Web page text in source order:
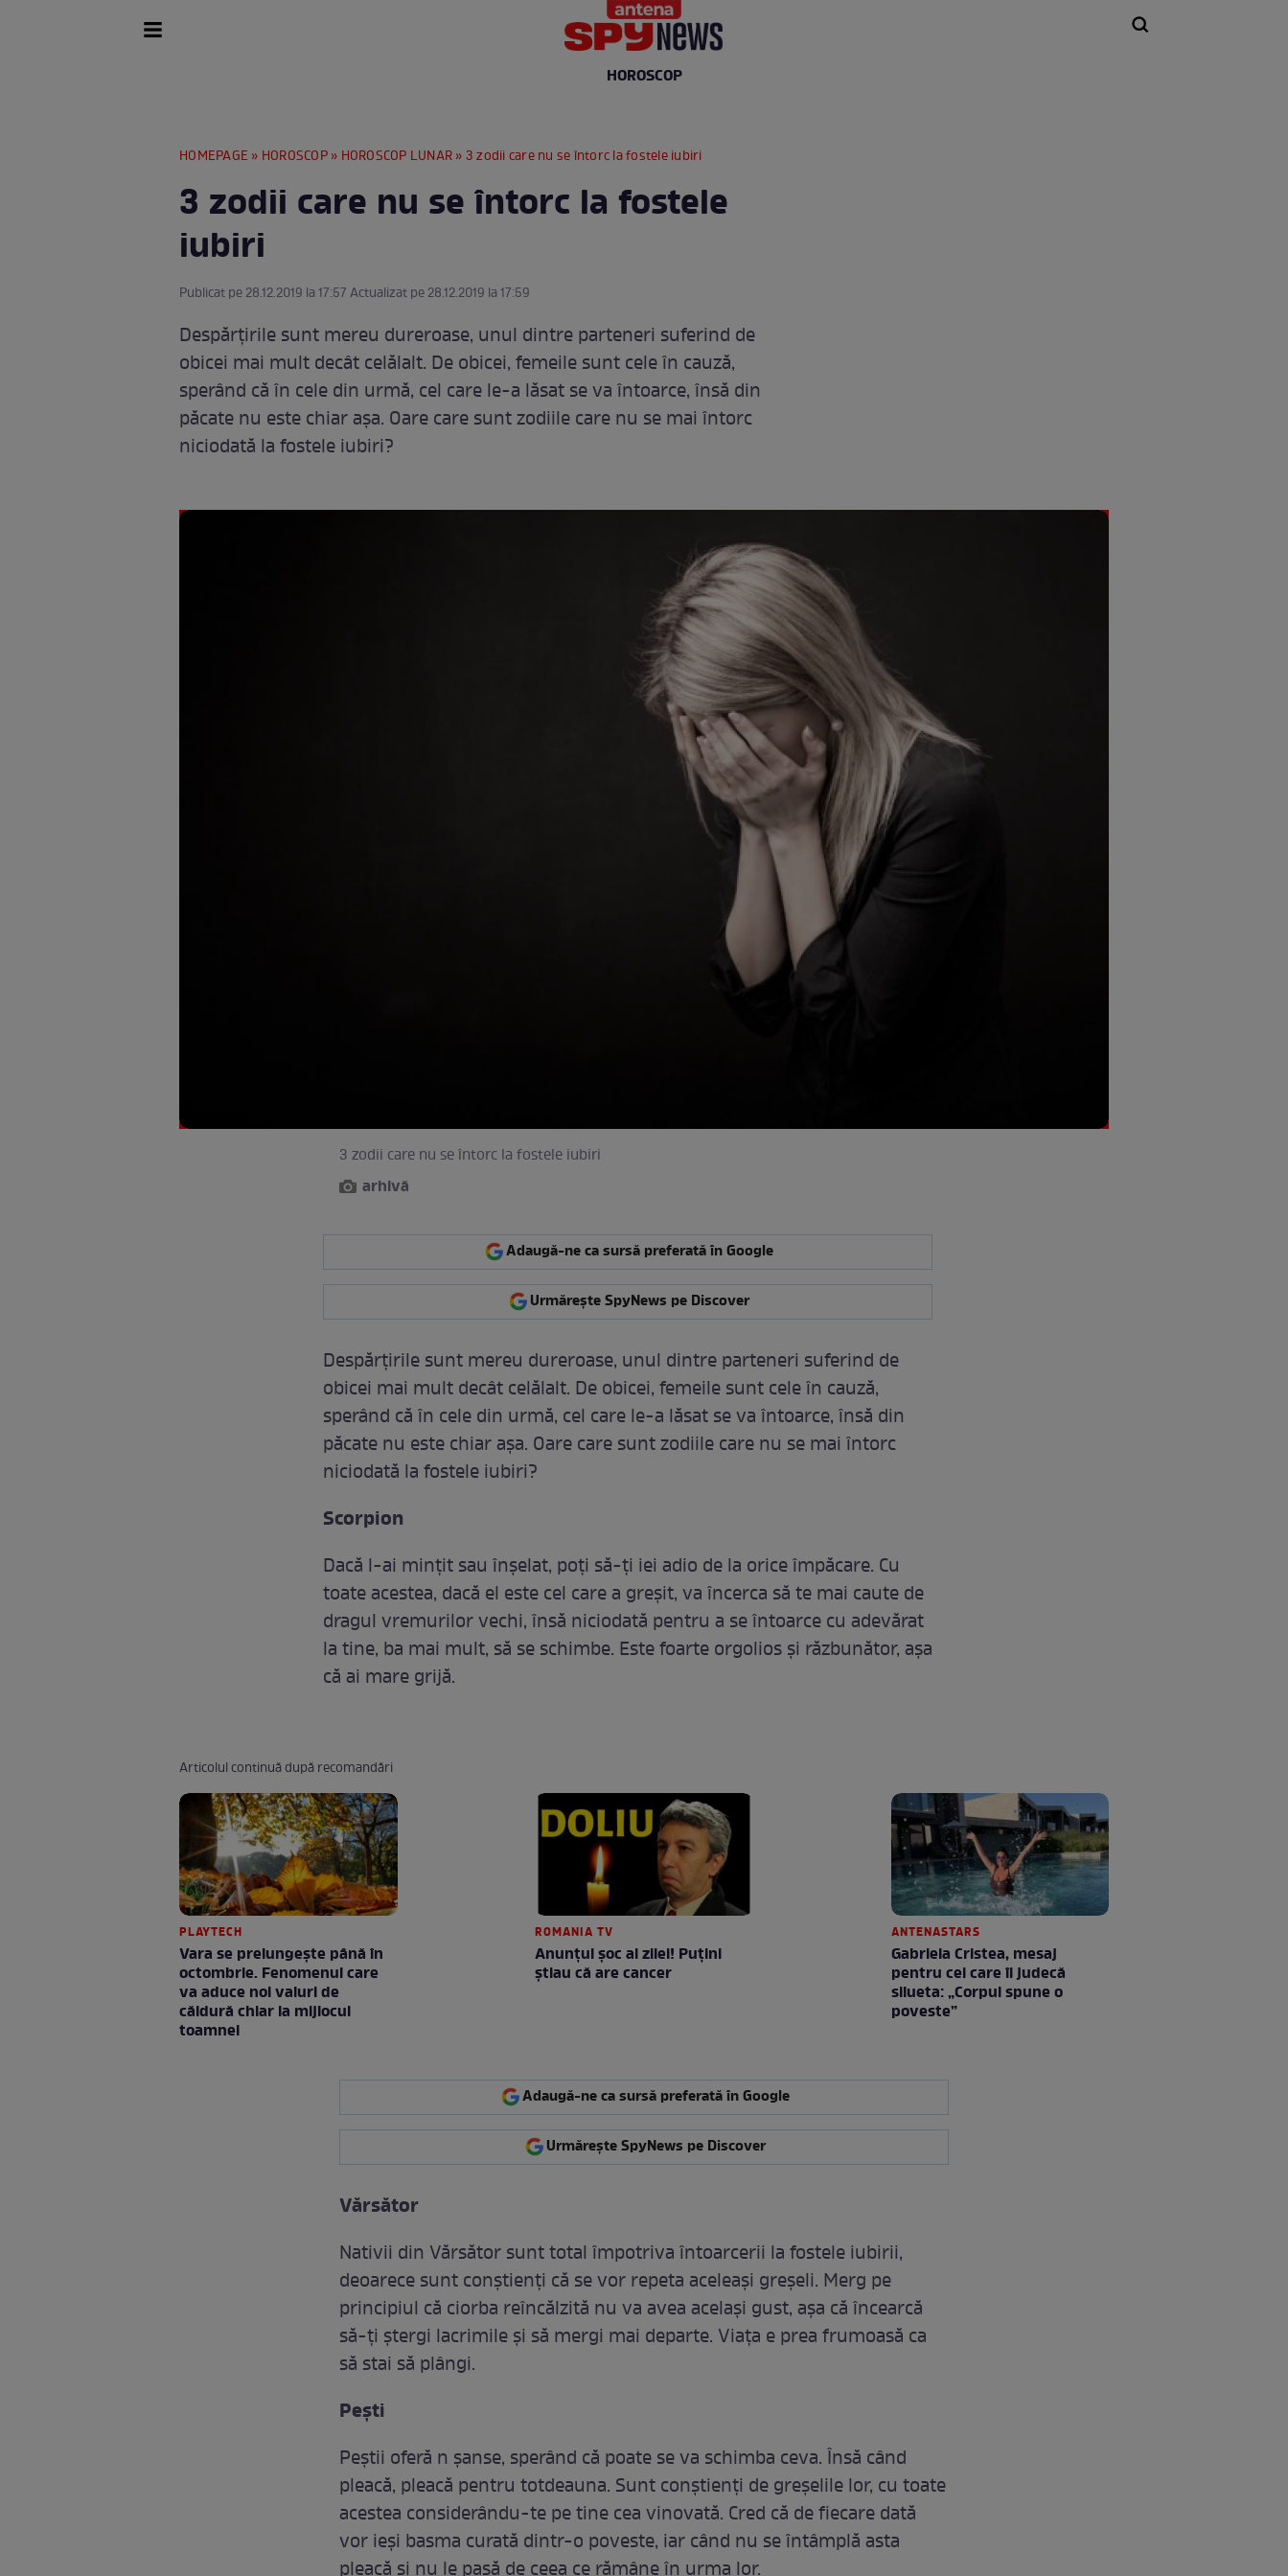
HOROSCOP
HOMEPAGE » HOROSCOP» HOROSCOP LUNAR» 3 zodii care nu se întorc la fostele iubiri
3 zodii care nu se întorc la fostele
iubiri
Publicat pe 28.12.2019 la 17:57 Actualizat pe 28.12.2019 la 17:59
Despărțirile sunt mereu dureroase, unul dintre parteneri suferind de
obicei mai mult decât celălalt. De obicei, femeile sunt cele în cauză,
sperând că în cele din urmă, cel care le-a lăsat se va întoarce, însă din
păcate nu este chiar așa. Oare care sunt zodiile care nu se mai întorc
niciodată la fostele iubiri?
3 zodii care nu se întorc la fostele iubiri
arhivă
Adaugă-ne ca sursă preferată în Google
Urmărește SpyNews pe Discover
Despărțirile sunt mereu dureroase, unul dintre parteneri suferind de
obicei mai mult decât celălalt. De obicei, femeile sunt cele în cauză,
sperând că în cele din urmă, cel care le-a lăsat se va întoarce, însă din
păcate nu este chiar așa. Oare care sunt zodiile care nu se mai întorc
niciodată la fostele iubiri?
Scorpion
Dacă l-ai mințit sau înșelat, poți să-ți iei adio de la orice împăcare. Cu
toate acestea, dacă el este cel care a greșit, va încerca să te mai caute de
dragul vremurilor vechi, însă niciodată pentru a se întoarce cu adevărat
la tine, ba mai mult, să se schimbe. Este foarte orgolios și răzbunător, așa
că ai mare grijă.
Articolul continuă după recomandări
PLAYTECH
Vara se prelungeşte până în
octombrie. Fenomenul care
va aduce noi valuri de
căldură chiar la mijlocul
toamnei
ROMANIA TV
Anunţul şoc al zilei! Puţini
ştiau că are cancer
ANTENASTARS
Gabriela Cristea, mesaj
pentru cei care îi judecă
silueta: „Corpul spune o
poveste”
Adaugă-ne ca sursă preferată în Google
Urmărește SpyNews pe Discover
Vărsător
Nativii din Vărsător sunt total împotriva întoarcerii la fostele iubirii,
deoarece sunt conștienți că se vor repeta aceleași greșeli. Merg pe
principiul că ciorba reîncălzită nu va avea același gust, așa că încearcă
să-ți ștergi lacrimile și să mergi mai departe. Viața e prea frumoasă ca
să stai să plângi.
Pești
Peștii oferă n șanse, sperând că poate se va schimba ceva. Însă când
pleacă, pleacă pentru totdeauna. Sunt conștienți de greșelile lor, cu toate
acestea considerându-te pe tine cea vinovată. Cred că de fiecare dată
vor ieși basma curată dintr-o poveste, iar când nu se întâmplă asta